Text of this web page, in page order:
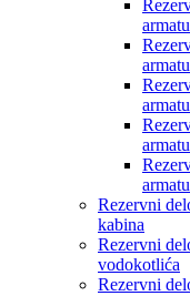
Rezervni
kabina
Rezervni
vodokotlića
Rezervni